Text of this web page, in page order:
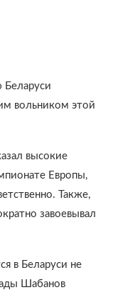
вольником этой
высокие
Европы,
Также,
завоевывал
в Беларуси не
Шабанов